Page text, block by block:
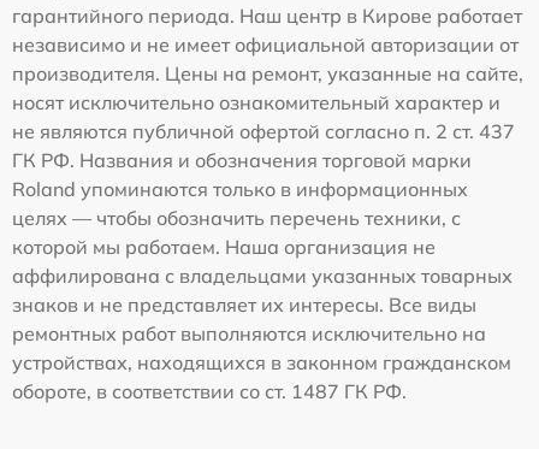
гарантийного периода. Наш центр в Кирове работает
независимо и не имеет официальной авторизации от
производителя. Цены на ремонт, указанные на сайте,
носят исключительно ознакомительный характер и
не являются публичной офертой согласно п. 2 ст. 437
ГК РФ. Названия и обозначения торговой марки
Roland упоминаются только в информационных
целях — чтобы обозначить перечень техники, с
которой мы работаем. Наша организация не
аффилирована с владельцами указанных товарных
знаков и не представляет их интересы. Все виды
ремонтных работ выполняются исключительно на
устройствах, находящихся в законном гражданском
обороте, в соответствии со ст. 1487 ГК РФ.